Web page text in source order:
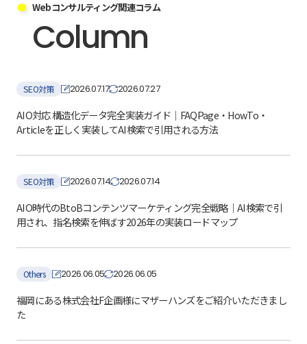
Webコンサルティング関連コラム
Column
SEO対策 2026.07.17 2026.07.27
AIO対応 構造化データ完全実装ガイド｜FAQPage・HowTo・
Articleを正しく実装してAI検索で引用される方法
SEO対策 2026.07.14 2026.07.14
AIO時代のBtoBコンテンツマーケティング完全戦略｜AI検索で引
用され、指名検索を伸ばす2026年の実装ロードマップ
Others 2026.06.05 2026.06.05
福岡にある株式会社F企画様にマザーハンズをご紹介いただきまし
た